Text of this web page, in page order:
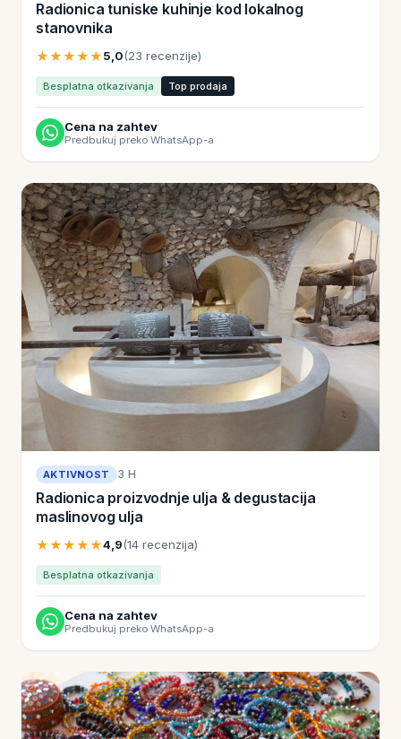
Radionica tuniske kuhinje kod lokalnog
stanovnika
★★★★★5,0(23 recenzije)
Besplatna otkazivanja Top prodaja
Cena na zahtev
Predbukuj preko WhatsApp-a
AKTIVNOST 3 H
Radionica proizvodnje ulja & degustacija
maslinovog ulja
★★★★★4,9(14 recenzija)
Besplatna otkazivanja
Cena na zahtev
Predbukuj preko WhatsApp-a